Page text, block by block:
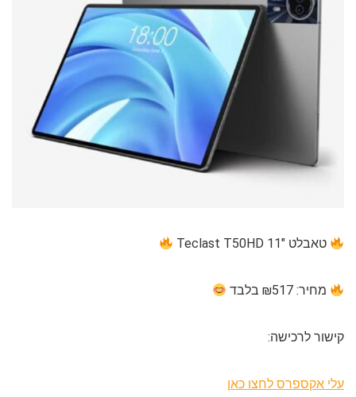
טאבלט 11″ Teclast T50HD
מחיר: ₪517 בלבד
קישור לרכישה:
עלי אקספרס לחצו כאן